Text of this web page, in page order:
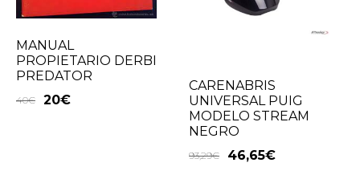
MANUAL
PROPIETARIO DERBI
PREDATOR
40€ 20€
CARENABRIS
UNIVERSAL PUIG
MODELO STREAM
NEGRO
93,29€ 46,65€